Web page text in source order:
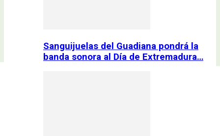
Sanguijuelas del Guadiana pondrá la
banda sonora al Día de Extremadura…